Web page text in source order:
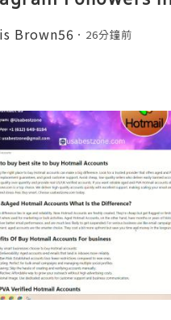
Brown56 26分鐘前